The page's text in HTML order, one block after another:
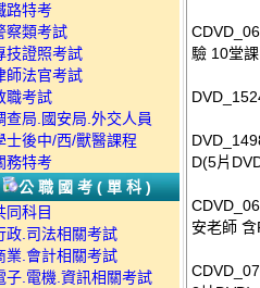
路特考
察類考試
技證照考試
師法官考試
職考試
查局.國安局.外交人員
士後中/西/獸醫課程
務特考
公職國考(單科)
同科目
政.司法相關考試
業.會計相關考試
子.電機.資訊相關考試
驗 10堂
D(5片
安老師